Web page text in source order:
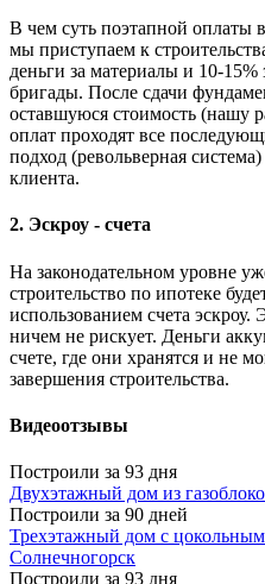
В чем суть поэтапной оплаты
мы приступаем к
деньги за материалы и 10-
бригады. После сдачи
оставшуюся стоимость (нашу
оплат проходят все
подход (револьверная
клиента.
2. Эскроу - счета
На законодательном уровне
строительство по ипотеке
использованием счета
ничем не рискует. Деньги
счете, где они хранятся и не
завершения строительства.
Видеоотзывы
Построили за 93 дня
Двухэтажный дом из
Построили за 90 дней
Трехэтажный дом с
Солнечногорск
Построили за 93 дня